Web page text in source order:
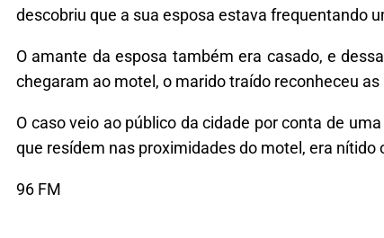
descobriu que a sua esposa estava frequentando
O amante da esposa também era casado, e
chegaram ao motel, o marido traído reconheceu
O caso veio ao público da cidade por conta de
que resídem nas proximidades do motel, era
96 FM